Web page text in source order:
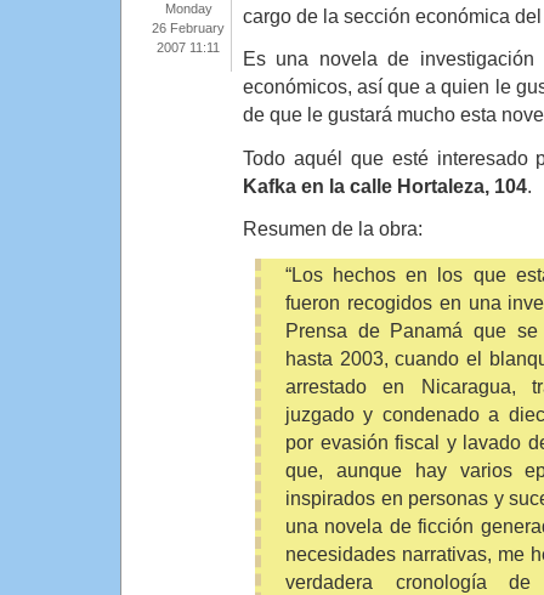
Monday
26 February
2007 11:11
cargo de la sección económica
Es una novela de investigación
económicos, así que a quien le
de que le gustará mucho esta
Todo aquél que esté interesado
Kafka en la calle Hortaleza, 104.
Resumen de la obra:
“Los hechos en los que
fueron recogidos en una
Prensa de Panamá que
hasta 2003, cuando el
arrestado en Nicaragua,
juzgado y condenado a
por evasión fiscal y lavado
que, aunque hay varios
inspirados en personas y
una novela de ficción
necesidades narrativas, me
verdadera cronología